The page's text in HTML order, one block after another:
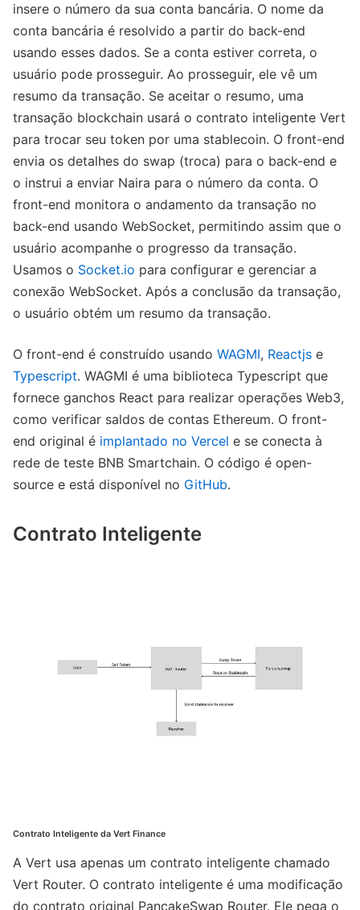
insere o número da sua conta bancária. O nome da
conta bancária é resolvido a partir do back-end
usando esses dados. Se a conta estiver correta, o
usuário pode prosseguir. Ao prosseguir, ele vê um
resumo da transação. Se aceitar o resumo, uma
transação blockchain usará o contrato inteligente Vert
para trocar seu token por uma stablecoin. O front-end
envia os detalhes do swap (troca) para o back-end e
o instrui a enviar Naira para o número da conta. O
front-end monitora o andamento da transação no
back-end usando WebSocket, permitindo assim que o
usuário acompanhe o progresso da transação.
Usamos o Socket.io para configurar e gerenciar a
conexão WebSocket. Após a conclusão da transação,
o usuário obtém um resumo da transação.
O front-end é construído usando WAGMI, Reactjs e
Typescript. WAGMI é uma biblioteca Typescript que
fornece ganchos React para realizar operações Web3,
como verificar saldos de contas Ethereum. O front-
end original é implantado no Vercel e se conecta à
rede de teste BNB Smartchain. O código é open-
source e está disponível no GitHub.
Contrato Inteligente
Contrato Inteligente da Vert Finance
A Vert usa apenas um contrato inteligente chamado
Vert Router. O contrato inteligente é uma modificação
do contrato original PancakeSwap Router. Ele pega o